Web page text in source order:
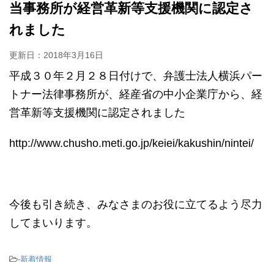
当事務所が経営革新等支援機関に認定さ
れました
更新日： 2018年3月16日
平成３０年２月２８日付けで、弁護士法人横浜パー
トナー法律事務所が、経産省の中小企業庁から、経
営革新等支援機関に認定されました
http://www.chusho.meti.go.jp/keiei/kakushin/nintei/
今後も引き続き、みなさまのお役に立てるよう尽力
してまいります。
-新着情報